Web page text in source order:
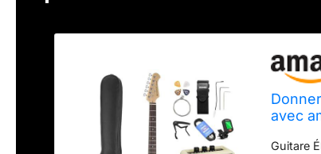
avec
Guitare